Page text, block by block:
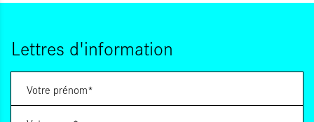
Lettres d'information